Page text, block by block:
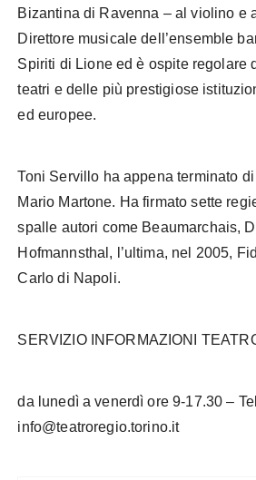
Bizantina di Ravenna – al violino e
Direttore musicale dell’ensemble
Spiriti di Lione ed è ospite regolare
teatri e delle più prestigiose
ed europee.
Toni Servillo ha appena terminato
Mario Martone. Ha firmato sette
spalle autori come Beaumarchais,
Hofmannsthal, l’ultima, nel 2005,
Carlo di Napoli.
SERVIZIO INFORMAZIONI
da lunedì a venerdì ore 9-17.30 –
info@teatroregio.torino.it